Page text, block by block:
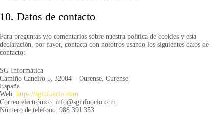
10. Datos de contacto
Para preguntas y/o comentarios sobre nuestra política de cookies y esta
declaración, por favor, contacta con nosotros usando los siguientes datos de
contacto:
SG Informática
Camiño Caneiro 5, 32004 – Ourense, Ourense
España
Web: https://sginfoocio.com
Correo electrónico: info@sginfoocio.com
Número de teléfono: 988 391 353